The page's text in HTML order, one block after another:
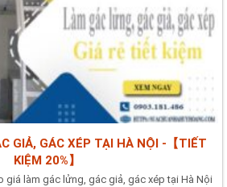
GIẢ, GÁC XÉP TẠI HÀ NỘI -【TIẾT
KIỆM 20%】
giá làm gác lửng, gác giả, gác xép tại Hà Nội